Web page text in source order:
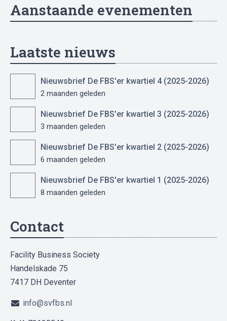
Aanstaande evenementen
Laatste nieuws
Nieuwsbrief De FBS'er kwartiel 4 (2025-2026)
2 maanden geleden
Nieuwsbrief De FBS'er kwartiel 3 (2025-2026)
3 maanden geleden
Nieuwsbrief De FBS'er kwartiel 2 (2025-2026)
6 maanden geleden
Nieuwsbrief De FBS'er kwartiel 1 (2025-2026)
8 maanden geleden
Contact
Facility Business Society
Handelskade 75
7417 DH Deventer
info@svfbs.nl